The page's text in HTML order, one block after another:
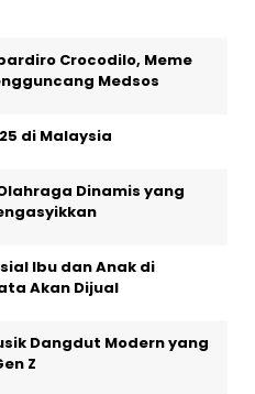
Crocodilo, Meme
Medsos
di Malaysia
Dinamis yang
Ibu dan Anak di
Akan Dijual
Dangdut Modern yang
Z